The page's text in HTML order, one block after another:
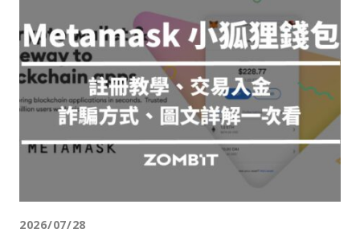
2026/07/28